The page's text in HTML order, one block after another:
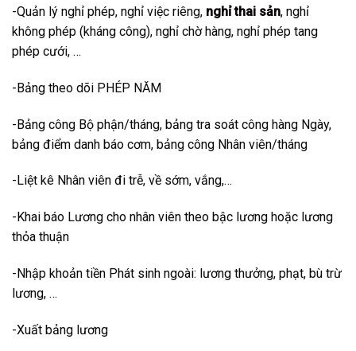
-Quản lý nghỉ phép, nghỉ việc riêng, nghỉ thai sản, nghỉ
không phép (kháng công), nghỉ chờ hàng, nghỉ phép tang
phép cưới, …
-Bảng theo dõi PHÉP NĂM
-Bảng công Bộ phận/tháng, bảng tra soát công hàng Ngày,
bảng điểm danh báo cơm, bảng công Nhân viên/tháng
-Liệt kê Nhân viên đi trễ, về sớm, vắng,…
-Khai báo Lương cho nhân viên theo bậc lương hoặc lương
thỏa thuận
-Nhập khoản tiền Phát sinh ngoài: lương thưởng, phạt, bù trừ
lương, …
-Xuất bảng lương